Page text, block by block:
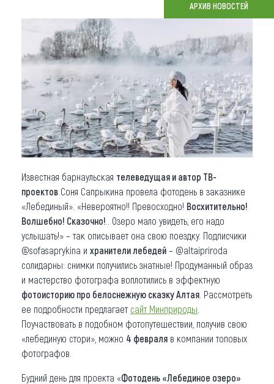
Что привезти (сувениры)
О регионе
Коллекция впечатлений
Другие рубрики
АРХИВ НОВОСТЕЙ
Известная барнаульская телеведущая и автор ТВ-
проектов Соня Сапрыкина провела фотодень в заказнике
«Лебединый». «Невероятно!! Превосходно! Восхитительно!
Волшебно! Сказочно! .. Озеро мало увидеть, его надо
услышать!» – так описывает она свою поездку. Подписчики
@sofasaprykina и хранители лебедей – @altaipriroda
солидарны: снимки получились знатные! Продуманный образ
и мастерство фотографа воплотились в эффектную
фотоисторию про белоснежную сказку Алтая . Рассмотреть
ее подробности предлагает сайт Минприроды
Поучаствовать в подобном фотопутешествии, получив свою
«лебединую стори», можно 4 февраля в компании топовых
фотографов.
Будний день для проекта «Фотодень «Лебединое озеро»